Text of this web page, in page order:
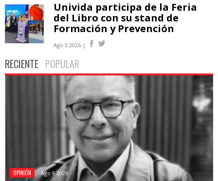
Univida participa de la Feria
del Libro con su stand de
Formación y Prevención
Ago 3 2026 |
RECIENTE POPULAR
OPINIÓN Ago 9 2026